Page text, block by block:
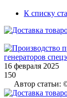
К списку
16 февраля 2025
150
Автор статьи: